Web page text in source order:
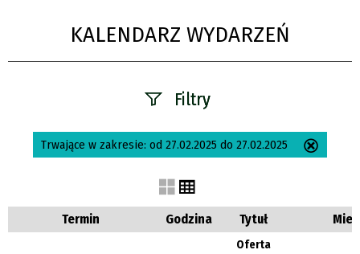
KALENDARZ WYDARZEŃ
Filtry
Szukana fraza
Kategoria
Trwające w zakresie: od 27.02.2025 do 27.02.2025
Termin Godzina Tytuł
Oferta